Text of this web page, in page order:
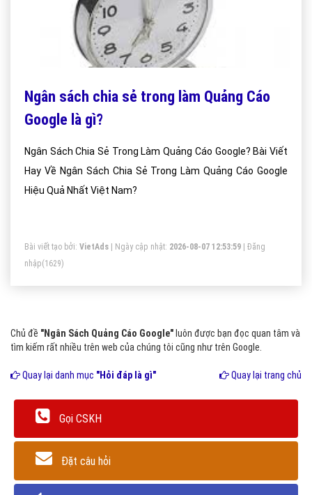
Ngân sách chia sẻ trong làm Quảng Cáo
Google là gì?
Ngân Sách Chia Sẻ Trong Làm Quảng Cáo Google? Bài Viết
Hay Về Ngân Sách Chia Sẻ Trong Làm Quảng Cáo Google
Hiệu Quả Nhất Việt Nam?
Bài viết tạo bởi: VietAds | Ngày cập nhật: 2026-08-07 12:53:59
Đăng
nhập(1629)
Chủ đề "Ngân Sách Quảng Cáo Google" luôn được bạn đọc quan tâm và
tìm kiếm rất nhiều trên web của chúng tôi cũng như trên Google.
Quay lại danh mục "Hỏi đáp là gì" Quay lại trang chủ
Gọi CSKH
Đặt câu hỏi